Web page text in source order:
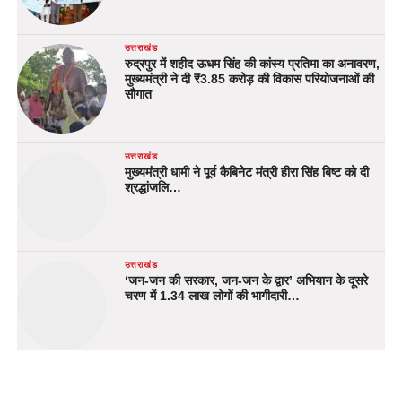
उत्तराखंड
रुद्रपुर में शहीद ऊधम सिंह की कांस्य प्रतिमा का अनावरण,
मुख्यमंत्री ने दी ₹3.85 करोड़ की विकास परियोजनाओं की
सौगात
उत्तराखंड
मुख्यमंत्री धामी ने पूर्व कैबिनेट मंत्री हीरा सिंह बिष्ट को दी
श्रद्धांजलि…
उत्तराखंड
‘जन-जन की सरकार, जन-जन के द्वार’ अभियान के दूसरे
चरण में 1.34 लाख लोगों की भागीदारी…